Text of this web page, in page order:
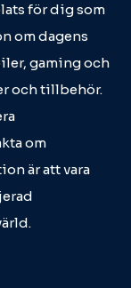
för dig som
om dagens
gaming och
och tillbehör.
om
är att vara